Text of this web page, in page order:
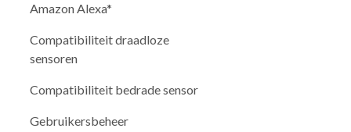
Amazon Alexa*
Compatibiliteit draadloze
sensoren
Compatibiliteit bedrade sensor
Gebruikersbeheer